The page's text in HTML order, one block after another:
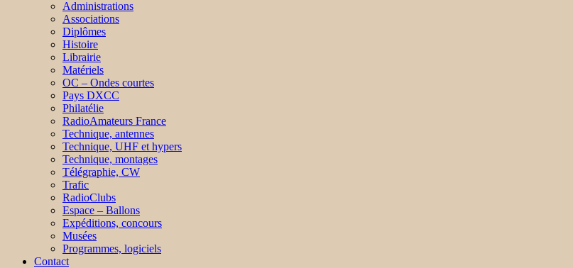
Administrations
Associations
Diplômes
Histoire
Librairie
Matériels
OC – Ondes courtes
Pays DXCC
Philatélie
RadioAmateurs France
Technique, antennes
Technique, UHF et hypers
Technique, montages
Télégraphie, CW
Trafic
RadioClubs
Espace – Ballons
Expéditions, concours
Musées
Programmes, logiciels
Contact